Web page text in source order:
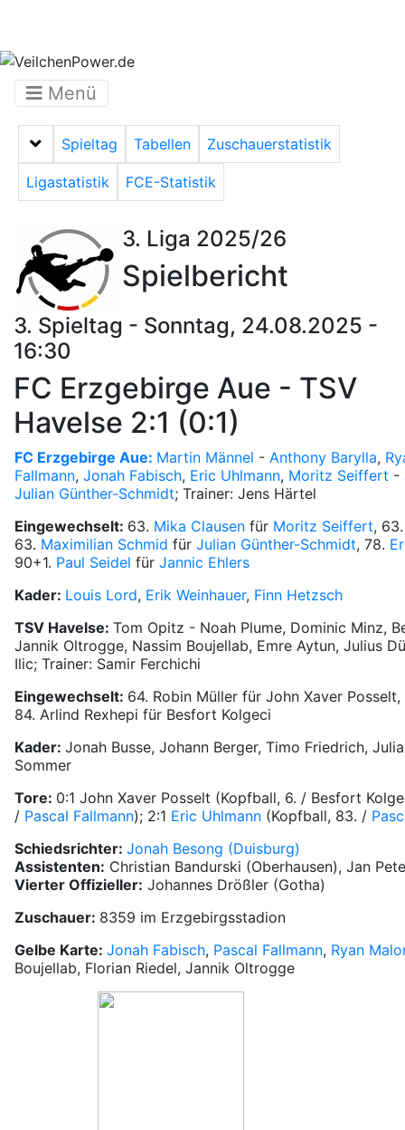
Menü
Menü auf-/zuklappen
Spieltag Tabellen Zuschauerstatistik
Ligastatistik FCE-Statistik
3. Liga 2025/26
Spielbericht
3. Spieltag - Sonntag, 24.08.2025 -
16:30
FC Erzgebirge Aue - TSV
Havelse 2:1 (0:1)
FC Erzgebirge Aue: Martin Männel - Anthony Barylla,
Fallmann, Jonah Fabisch, Eric Uhlmann, Moritz Seiffert -
Julian Günther-Schmidt; Trainer: Jens Härtel
Eingewechselt: 63. Mika Clausen für Moritz Seiffert,
63. Maximilian Schmid für Julian Günther-Schmidt, 78.
90+1. Paul Seidel für Jannic Ehlers
Kader: Louis Lord, Erik Weinhauer, Finn Hetzsch
TSV Havelse: Tom Opitz - Noah Plume, Dominic Minz,
Jannik Oltrogge, Nassim Boujellab, Emre Aytun, Julius
Ilic; Trainer: Samir Ferchichi
Eingewechselt: 64. Robin Müller für John Xaver
84. Arlind Rexhepi für Besfort Kolgeci
Kader: Jonah Busse, Johann Berger, Timo Friedrich,
Sommer
Tore: 0:1 John Xaver Posselt (Kopfball, 6. / Besfort
/ Pascal Fallmann); 2:1 Eric Uhlmann (Kopfball, 83. /
Schiedsrichter: Jonah Besong (Duisburg)
Assistenten: Christian Bandurski (Oberhausen), Jan
Vierter Offizieller: Johannes Drößler (Gotha)
Zuschauer: 8359 im Erzgebirgsstadion
Gelbe Karte: Jonah Fabisch, Pascal Fallmann, Ryan
Boujellab, Florian Riedel, Jannik Oltrogge